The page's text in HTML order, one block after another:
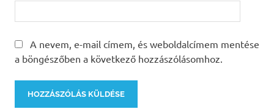
A nevem, e-mail címem, és weboldalcímem mentése
a böngészőben a következő hozzászólásomhoz.